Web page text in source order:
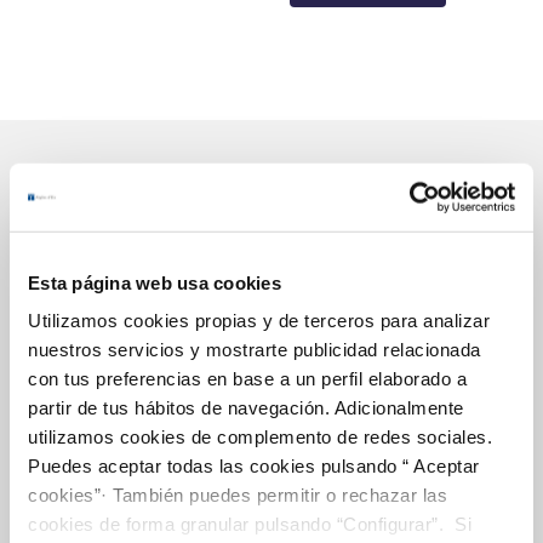
Esta página web usa cookies
Utilizamos cookies propias y de terceros para analizar
nuestros servicios y mostrarte publicidad relacionada
con tus preferencias en base a un perfil elaborado a
partir de tus hábitos de navegación. Adicionalmente
utilizamos cookies de complemento de redes sociales.
Puedes aceptar todas las cookies pulsando “ Aceptar
cookies”· También puedes permitir o rechazar las
cookies de forma granular pulsando “Configurar”. Si
Gestiones Online
FACTURAS, PAGOS Y CONSUMOS
CONTRATOS
MODIFICACIÓN DE DATOS
INCIDENCIAS